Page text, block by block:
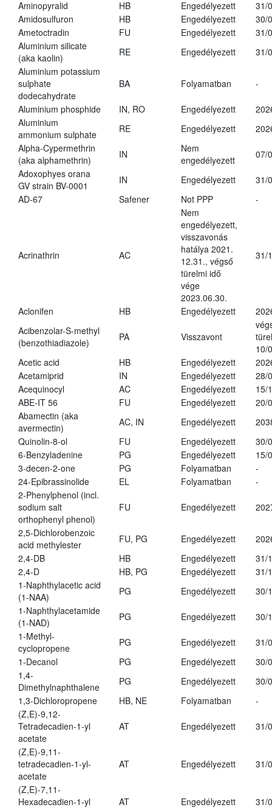
Aminopyralid
HB Engedélyezett
31/
Amidosulfuron
HB Engedélyezett
30/
Ametoctradin
FU Engedélyezett
31/
Aluminium silicate
(aka kaolin)
RE Engedélyezett
31/
Aluminium potassium
sulphate
dodecahydrate
BA Folyamatban -
Aluminium phosphide IN, RO Engedélyezett
Aluminium
ammonium sulphate
RE Engedélyezett
Alpha-Cypermethrin
(aka alphamethrin)
IN
Nem
engedélyezett
07/
Adoxophyes orana
GV strain BV-0001
IN Engedélyezett
31/
AD-67
Safener Not PPP -
Acrinathrin AC
Nem
engedélyezett,
visszavonás
hatálya 2021.
12.31., végső
türelmi idő
vége
2023.06.30.
31/
Aclonifen HB Engedélyezett
Acibenzolar-S-methyl
(benzothiadiazole)
PA Visszavont
10/
Acetic acid
HB Engedélyezett
Acetamiprid
IN Engedélyezett
28/
Acequinocyl
AC Engedélyezett
15/
ABE-IT 56
FU Engedélyezett
20/
Abamectin (aka
avermectin)
AC, IN Engedélyezett
Quinolin-8-ol
FU Engedélyezett
30/
6-Benzyladenine
PG Engedélyezett
15/
3-decen-2-one
PG Folyamatban
-
24-Epibrassinolide
EL Folyamatban
-
2-Phenylphenol (incl.
sodium salt
orthophenyl phenol)
FU Engedélyezett
2,5-Dichlorobenzoic
acid methylester
FU, PG Engedélyezett
2,4-DB
HB Engedélyezett
31/
2,4-D
HB, PG Engedélyezett
31/
1-Naphthylacetic acid
(1-NAA)
PG Engedélyezett
30/
1-Naphthylacetamide
(1-NAD)
PG Engedélyezett
30/
1-Methyl-
cyclopropene
PG Engedélyezett
31/
1-Decanol
PG Engedélyezett
30/
1,4-
Dimethylnaphthalene
PG Engedélyezett
30/
1,3-Dichloropropene
HB, NE Folyamatban
-
(Z,E)-9,12-
Tetradecadien-1-yl
acetate
AT Engedélyezett 31/
(Z,E)-9,11-
tetradecadien-1-yl-
acetate
AT Engedélyezett 31/
(Z,E)-7,11-
Hexadecadien-1-yl
AT Engedélyezett 31/